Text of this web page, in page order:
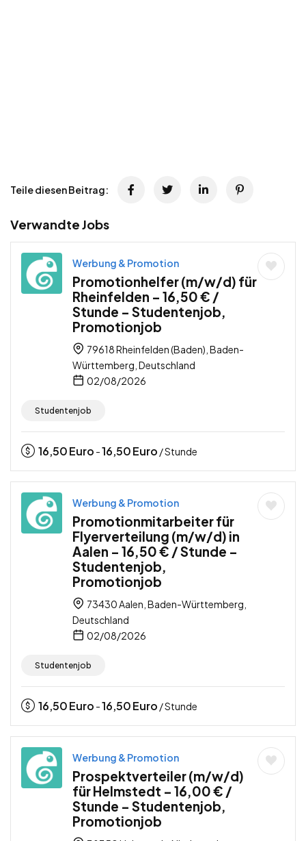
Teile diesen Beitrag:
Verwandte Jobs
Werbung & Promotion
Promotionhelfer (m/w/d) für
Rheinfelden – 16,50 € /
Stunde – Studentenjob,
Promotionjob
79618 Rheinfelden (Baden), Baden-
Württemberg, Deutschland
02/08/2026
Studentenjob
16,50Euro -16,50Euro / Stunde
Werbung & Promotion
Promotionmitarbeiter für
Flyerverteilung (m/w/d) in
Aalen – 16,50 € / Stunde –
Studentenjob,
Promotionjob
73430 Aalen, Baden-Württemberg,
Deutschland
02/08/2026
Studentenjob
16,50Euro -16,50Euro / Stunde
Werbung & Promotion
Prospektverteiler (m/w/d)
für Helmstedt – 16,00 € /
Stunde – Studentenjob,
Promotionjob